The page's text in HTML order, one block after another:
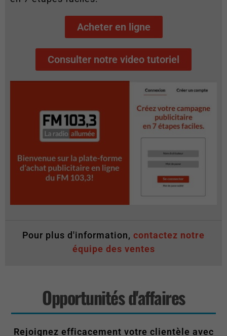
Acheter en ligne
Consulter notre video tutoriel
Pour plus d'information, contactez notre
équipe des ventes
Opportunités d'affaires
Rejoignez efficacement votre clientèle avec